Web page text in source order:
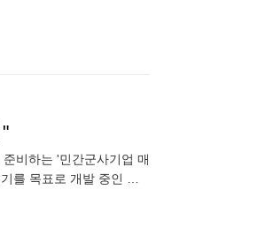
비하는 '민간군사기업 매
를 목표로 개발 중인 전